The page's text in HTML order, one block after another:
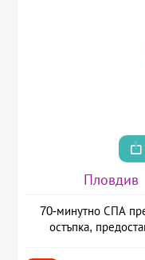
Пловдив
70-минутно СПА
остъпка,